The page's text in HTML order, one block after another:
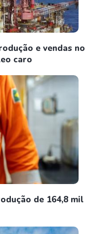
e vendas no
caro
de 164,8 mil